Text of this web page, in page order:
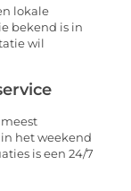
lokale
bekend is in
wil
het weekend
is een 24/7